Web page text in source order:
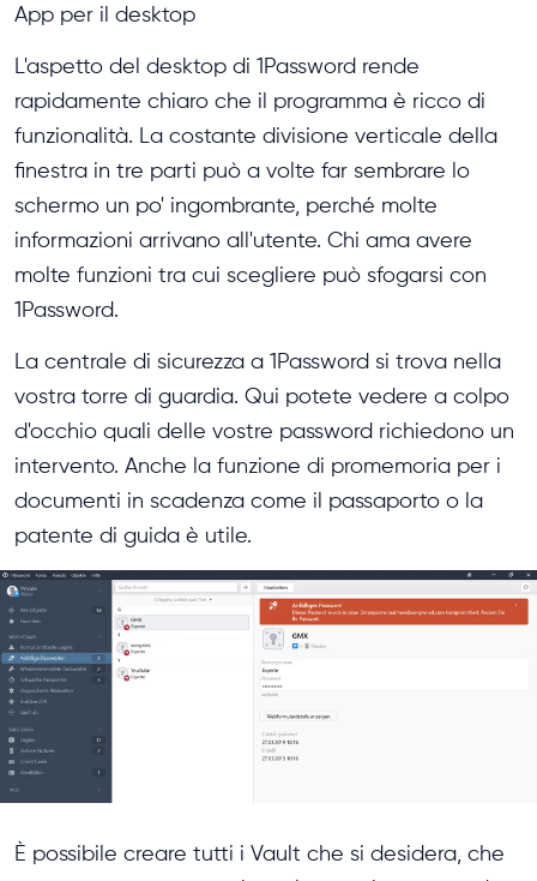
App per il desktop
L'aspetto del desktop di 1Password rende
rapidamente chiaro che il programma è ricco di
funzionalità. La costante divisione verticale della
finestra in tre parti può a volte far sembrare lo
schermo un po' ingombrante, perché molte
informazioni arrivano all'utente. Chi ama avere
molte funzioni tra cui scegliere può sfogarsi con
1Password.
La centrale di sicurezza a 1Password si trova nella
vostra torre di guardia. Qui potete vedere a colpo
d'occhio quali delle vostre password richiedono un
intervento. Anche la funzione di promemoria per i
documenti in scadenza come il passaporto o la
patente di guida è utile.
È possibile creare tutti i Vault che si desidera, che